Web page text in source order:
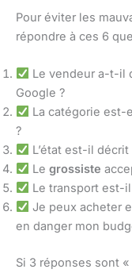
Pour éviter les
répondre à ces 6
Le vendeur a-t-il
Google ?
La catégorie est-
?
L’état est-il
Le grossiste
Le transport est-
Je peux acheter
en danger mon
Si 3 réponses sont